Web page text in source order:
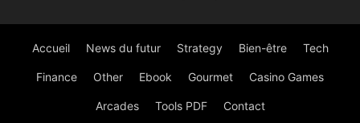
Accueil News du futur Strategy Bien-être Tech
Finance Other Ebook Gourmet Casino Games
Arcades Tools PDF Contact